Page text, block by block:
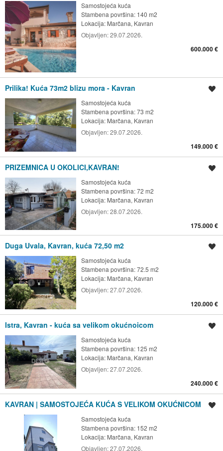
Samostojeća kuća
Stambena površina: 140 m2
Lokacija: Marčana, Kavran
Objavljen:29.07.2026.
600.000 €
Prilika! Kuća 73m2 blizu mora - Kavran
Samostojeća kuća
Stambena površina: 73 m2
Lokacija: Marčana, Kavran
Objavljen:29.07.2026.
149.000 €
PRIZEMNICA U OKOLICI,KAVRAN!
Samostojeća kuća
Stambena površina: 72 m2
Lokacija: Marčana, Kavran
Objavljen:28.07.2026.
175.000 €
Duga Uvala, Kavran, kuća 72,50 m2
Samostojeća kuća
Stambena površina: 72.5 m2
Lokacija: Marčana, Kavran
Objavljen:27.07.2026.
120.000 €
Istra, Kavran - kuća sa velikom okućnoicom
Samostojeća kuća
Stambena površina: 125 m2
Lokacija: Marčana, Kavran
Objavljen:27.07.2026.
240.000 €
KAVRAN | SAMOSTOJEĆA KUĆA S VELIKOM OKUĆNICOM
Samostojeća kuća
Stambena površina: 152 m2
Lokacija: Marčana, Kavran
Objavljen:27.07.2026.